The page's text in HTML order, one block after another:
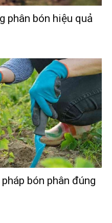
phân bón hiệu quả
bón phân đúng